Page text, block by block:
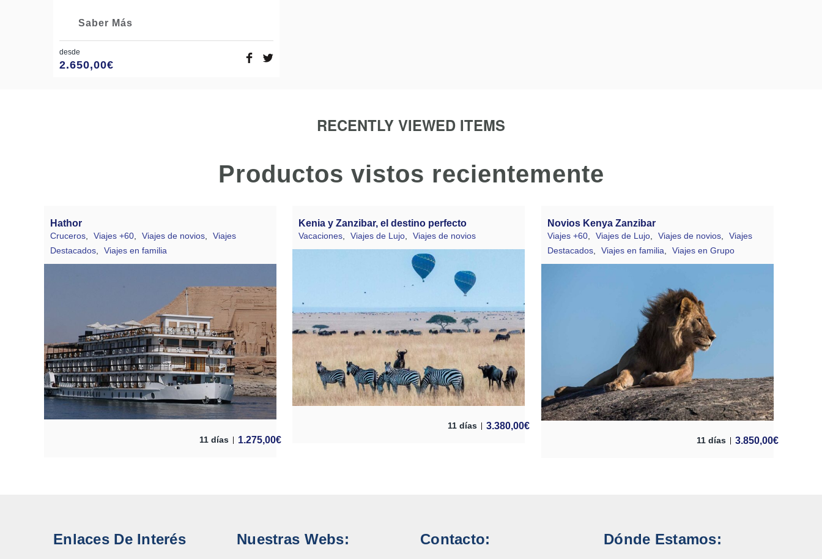
Saber Más
desde
2.650,00€
RECENTLY VIEWED ITEMS
Productos vistos recientemente
Hathor
Cruceros Viajes +60 Viajes de novios
Viajes
Destacados
Viajes en familia
11 días 1.275,00€
Kenia y Zanzibar, el destino perfecto
Vacaciones Viajes de Lujo Viajes de novios
11 días 3.380,00€
Novios Kenya Zanzibar
Viajes +60, Viajes de Lujo, Viajes de novios,
Viajes
Destacados, Viajes en familia Viajes en Grupo
11 días 3.850,00€
Enlaces De Interés Nuestras Webs: Contacto: Dónde Estamos: